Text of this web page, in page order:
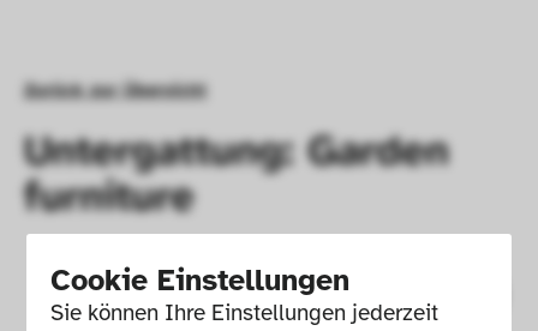
Cookie Einstellungen
Sie können Ihre Einstellungen jederzeit
Zurück zur Übersicht
Untergattung: Garden
furniture